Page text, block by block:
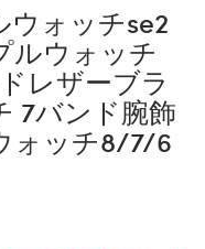
ォッチse2
ルウォッチ
レザーブラ
7バンド腕飾
ォッチ8/7/6